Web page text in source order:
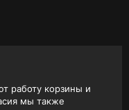
работу корзины и
мы также